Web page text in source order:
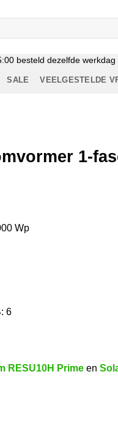
besteld dezelfde
SALE VEELGESTELDE
1-
Wp
: 6
RESU10H Prime en